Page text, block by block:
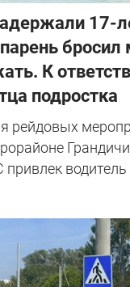
17-
бросил
К
подростка
рейдовых